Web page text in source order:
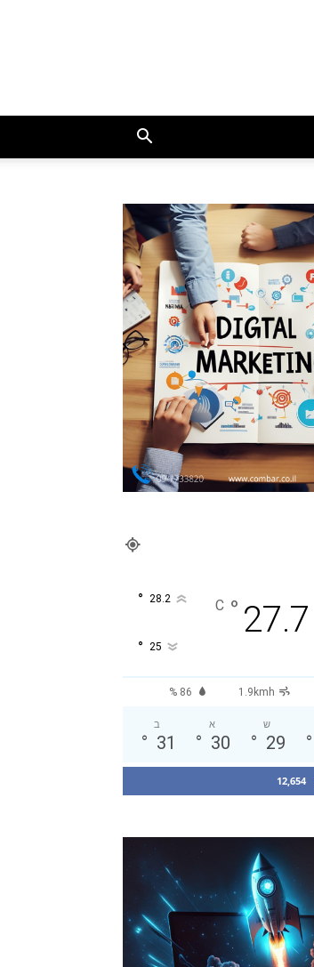
27.7
°
C
28.2
°
25
°
86 % 1.9kmh
°
ש
29
°
א
30
°
ב
31
°
12,654